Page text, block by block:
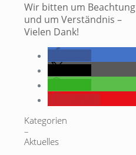
Wir bitten um Beachtung
und um Verständnis –
Vielen Dank!
Kategorien
–
Aktuelles